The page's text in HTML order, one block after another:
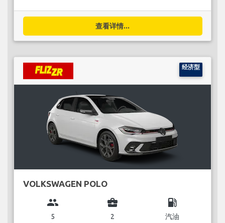
查看详情...
经济型
VOLKSWAGEN POLO
group
5
business_center
2
local_gas_station
汽油